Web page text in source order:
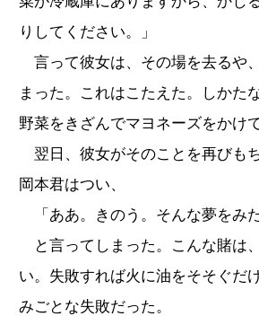
りしてください。」
言って彼女は、その場を去るや
まった。これはこたえた。しかた
野菜をきざんでマヨネーズをかけ
翌日、彼女がそのことを再びも
岡本君はつい、
「ああ。きのう。そんな夢をみた
と言ってしまった。こんな賭は
い。失敗すれば火に油をそそぐだ
みごとな失敗だった。